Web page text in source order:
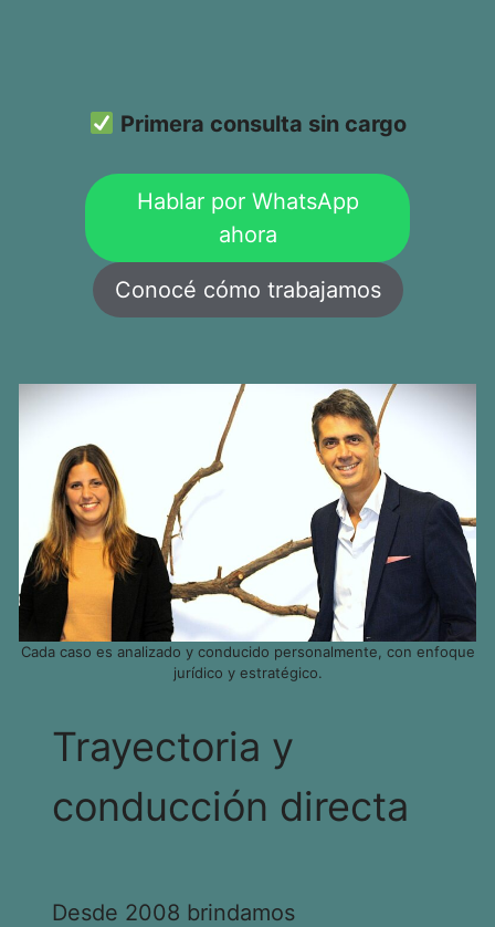
Primera consulta sin cargo
Hablar por WhatsApp
ahora
Conocé cómo trabajamos
Cada caso es analizado y conducido personalmente, con enfoque
jurídico y estratégico.
Trayectoria y
conducción directa
Desde 2008 brindamos